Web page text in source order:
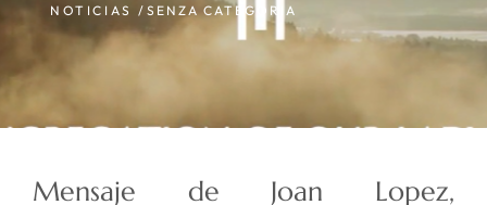
NOTICIAS / SENZA CATEGORIA
Mensaje de Joan Lopez,